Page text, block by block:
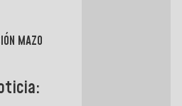
MAZO